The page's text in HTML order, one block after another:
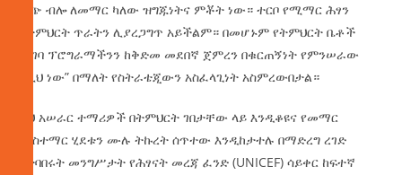
ቁጭ ብሎ ለመማር ካለው ዝግጁነትና ምቾት ነው። ተርቦ የሚማር ሕፃን
የትምህርት ጥራትን ሊያረጋግጥ አይችልም። በመሆኑም የትምህርት ቤቶች
ምገባ ፕሮግራማችንን ከቅድመ መደበኛ ጀምረን በቁርጠኝነት የምንሠራው
ለዚህ ነው” በማለት የስትራቴጂውን አስፈላጊነት አስምረውበታል።
ይህ አሠራር ተማሪዎች በትምህርት ገበታቸው ላይ እንዲቆዩና የመማር
ማስተማር ሂደቱን ሙሉ ትኩረት ሰጥተው እንዲከታተሉ በማድረግ ረገድ
በተባበሩት መንግሥታት የሕፃናት መረጃ ፈንድ (UNICEF) ሳይቀር ከፍተኛ